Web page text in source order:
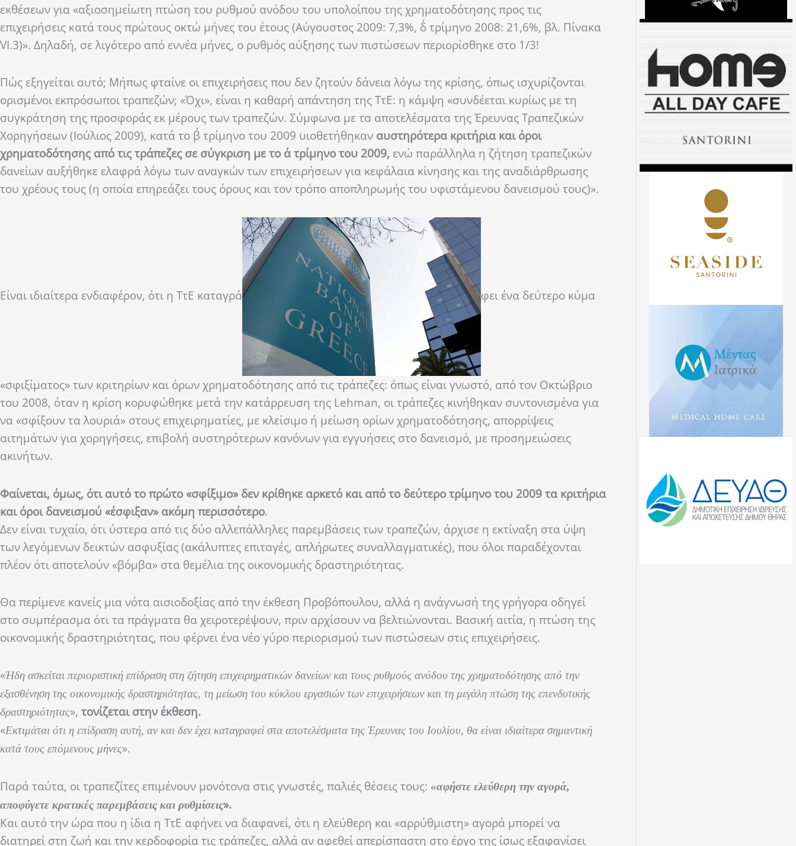
εκθέσεων για «αξιοσημείωτη πτώση του ρυθμού ανόδου του υπολοίπου της χρηματοδότησης προς τις
επιχειρήσεις κατά τους πρώτους οκτώ μήνες του έτους (Αύγουστος 2009: 7,3%, δ΄ τρίμηνο 2008: 21,6%, βλ. Πίνακα
VI.3)». Δηλαδή, σε λιγότερο από εννέα μήνες, ο ρυθμός αύξησης των πιστώσεων περιορίσθηκε στο 1/3!
Πώς εξηγείται αυτό; Μήπως φταίνε οι επιχειρήσεις που δεν ζητούν δάνεια λόγω της κρίσης, όπως ισχυρίζονται
ορισμένοι εκπρόσωποι τραπεζών; «Όχι», είναι η καθαρή απάντηση της ΤτΕ: η κάμψη «συνδέεται κυρίως με τη
συγκράτηση της προσφοράς εκ μέρους των τραπεζών. Σύμφωνα με τα αποτελέσματα της Έρευνας Τραπεζικών
Χορηγήσεων (Ιούλιος 2009), κατά το β΄ τρίμηνο του 2009 υιοθετήθηκαν αυστηρότερα κριτήρια και όροι
χρηματοδότησης από τις τράπεζες σε σύγκριση με το α΄ τρίμηνο του 2009, ενώ παράλληλα η ζήτηση τραπεζικών
δανείων αυξήθηκε ελαφρά λόγω των αναγκών των επιχειρήσεων για κεφάλαια κίνησης και της αναδιάρθρωσης
του χρέους τους (η οποία επηρεάζει τους όρους και τον τρόπο αποπληρωμής του υφιστάμενου δανεισμού τους)».
Είναι ιδιαίτερα ενδιαφέρον, ότι η ΤτΕ καταγρά φει ένα δεύτερο κύμα
«σφιξίματος» των κριτηρίων και όρων χρηματοδότησης από τις τράπεζες: όπως είναι γνωστό, από τον Οκτώβριο
του 2008, όταν η κρίση κορυφώθηκε μετά την κατάρρευση της Lehman, οι τράπεζες κινήθηκαν συντονισμένα για
να «σφίξουν τα λουριά» στους επιχειρηματίες, με κλείσιμο ή μείωση ορίων χρηματοδότησης, απορρίψεις
αιτημάτων για χορηγήσεις, επιβολή αυστηρότερων κανόνων για εγγυήσεις στο δανεισμό, με προσημειώσεις
ακινήτων.
Φαίνεται, όμως, ότι αυτό το πρώτο «σφίξιμο» δεν κρίθηκε αρκετό και από το δεύτερο τρίμηνο του 2009 τα κριτήρια
και όροι δανεισμού «έσφιξαν» ακόμη περισσότερο.
Δεν είναι τυχαίο, ότι ύστερα από τις δύο αλλεπάλληλες παρεμβάσεις των τραπεζών, άρχισε η εκτίναξη στα ύψη
των λεγόμενων δεικτών ασφυξίας (ακάλυπτες επιταγές, απλήρωτες συναλλαγματικές), που όλοι παραδέχονται
πλέον ότι αποτελούν «βόμβα» στα θεμέλια της οικονομικής δραστηριότητας.
Θα περίμενε κανείς μια νότα αισιοδοξίας από την έκθεση Προβόπουλου, αλλά η ανάγνωσή της γρήγορα οδηγεί
στο συμπέρασμα ότι τα πράγματα θα χειροτερέψουν, πριν αρχίσουν να βελτιώνονται. Βασική αιτία, η πτώση της
οικονομικής δραστηριότητας, που φέρνει ένα νέο γύρο περιορισμού των πιστώσεων στις επιχειρήσεις.
«Ήδη ασκείται περιοριστική επίδραση στη ζήτηση επιχειρηματικών δανείων και τους ρυθμούς ανόδου της χρηματοδότησης από την
εξασθένηση της οικονομικής δραστηριότητας, τη μείωση του κύκλου εργασιών των επιχειρήσεων και τη μεγάλη πτώση της επενδυτικής
δραστηριότητας», τονίζεται στην έκθεση.
«Εκτιμάται ότι η επίδραση αυτή, αν και δεν έχει καταγραφεί στα αποτελέσματα της Έρευνας του Ιουλίου, θα είναι ιδιαίτερα σημαντική
κατά τους επόμενους μήνες».
Παρά ταύτα, οι τραπεζίτες επιμένουν μονότονα στις γνωστές, παλιές θέσεις τους: «αφήστε ελεύθερη την αγορά,
αποφύγετε κρατικές παρεμβάσεις και ρυθμίσεις».
Και αυτό την ώρα που η ίδια η ΤτΕ αφήνει να διαφανεί, ότι η ελεύθερη και «αρρύθμιστη» αγορά μπορεί να
διατηρεί στη ζωή και την κερδοφορία τις τράπεζες, αλλά αν αφεθεί απερίσπαστη στο έργο της ίσως εξαφανίσει